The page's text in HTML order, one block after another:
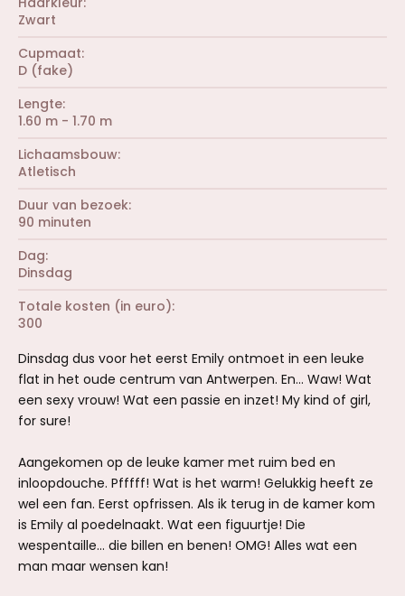
Zwart
Cupmaat
D (fake)
Lengte
1.60 m - 1.70 m
Lichaamsbouw
Atletisch
Duur van bezoek
90 minuten
Dag
Dinsdag
Totale kosten (in euro)
300
Dinsdag dus voor het eerst Emily ontmoet in een leuke
flat in het oude centrum van Antwerpen. En... Waw! Wat
een sexy vrouw! Wat een passie en inzet! My kind of girl,
for sure!
Aangekomen op de leuke kamer met ruim bed en
inloopdouche. Pfffff! Wat is het warm! Gelukkig heeft ze
wel een fan. Eerst opfrissen. Als ik terug in de kamer kom
is Emily al poedelnaakt. Wat een figuurtje! Die
wespentaille... die billen en benen! OMG! Alles wat een
man maar wensen kan!